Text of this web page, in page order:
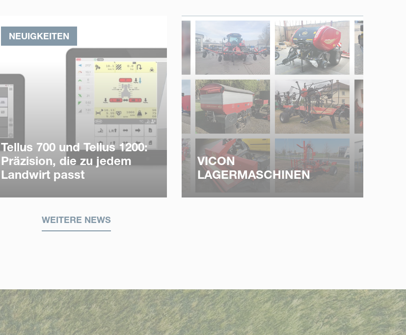
NEUIGKEITEN
Tellus 700 und Tellus 1200:
Präzision, die zu jedem
Landwirt passt
VICON
LAGERMASCHINEN
WEITERE NEWS